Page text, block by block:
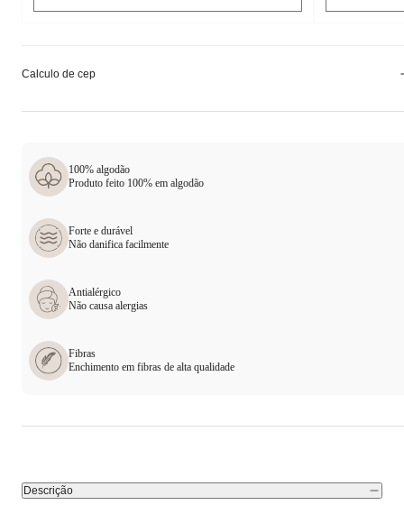
Calculo de cep
100% algodão
Produto feito 100% em algodão
Forte e durável
Não danifica facilmente
Antialérgico
Não causa alergias
Fibras
Enchimento em fibras de alta qualidade
Descrição